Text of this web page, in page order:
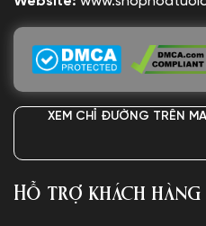
XEM CHỈ ĐƯỜNG TRÊN
Hỗ trợ khách hàng